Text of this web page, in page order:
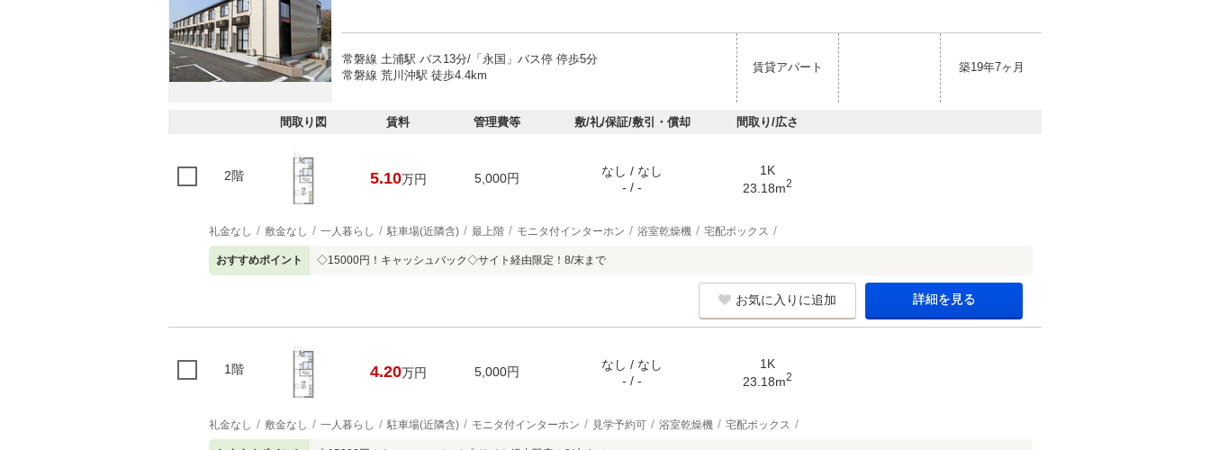
常磐線 土浦駅 バス13分/「永国」バス停 停歩5分
常磐線 荒川沖駅 徒歩4.4km
賃貸アパート 築19年7ヶ月
間取り図 賃料 管理費等 敷/礼/保証/敷引・償却 間取り/広さ
2階 5.10万円 5,000円
なし / なし
- / -
1K
23.18m2
礼金なし 敷金なし 一人暮らし 駐車場(近隣含) 最上階 モニタ付インターホン 浴室乾燥機 宅配ボックス
おすすめポイント ◇15000円！キャッシュバック◇サイト経由限定！8/末まで
お気に入りに追加 詳細を見る
1階 4.20万円 5,000円
なし / なし
- / -
1K
23.18m2
礼金なし 敷金なし 一人暮らし 駐車場(近隣含) モニタ付インターホン 見学予約可 浴室乾燥機 宅配ボックス